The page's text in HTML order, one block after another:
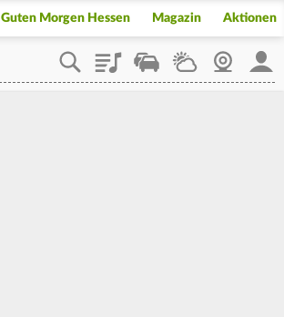
Guten Morgen Hessen Magazin Aktionen
PlaylistStaupilotWetterWebcam